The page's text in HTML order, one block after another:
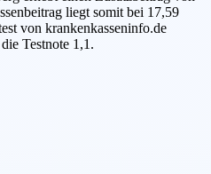
liegt somit bei 17,59
von krankenkasseninfo.de
Testnote 1,1.